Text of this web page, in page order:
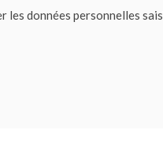
les données personnelles